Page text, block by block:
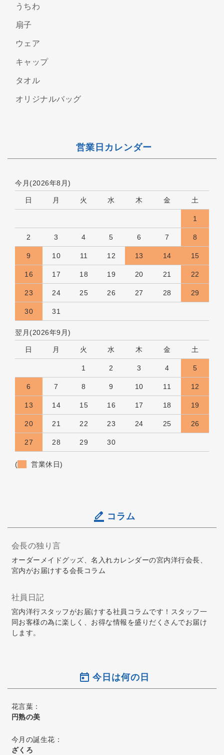
うちわ
扇子
ウェア
キャップ
タオル
オリジナルバッグ
営業日カレンダー
今月(2026年8月)
日 月 火 水 木 金 土
1
2 3 4 5 6 7 8
9 10 11 12 13 14 15
16 17 18 19 20 21 22
23 24 25 26 27 28 29
30 31
翌月(2026年9月)
日 月 火 水 木 金 土
1 2 3 4 5
6 7 8 9 10 11 12
13 14 15 16 17 18 19
20 21 22 23 24 25 26
27 28 29 30
( 営業休日)
コラム
会長の独り言
オーダーメイドグッズ、名入れカレンダーの宮内洋行会長、
宮内がお届けする会長コラム
社員日記
宮内洋行スタッフがお届けする社員コラムです！スタッフ一
同お客様の為に楽しく、お得な情報を盛りだくさんでお届け
します。
今日は何の日
花言葉：
円熟の美
今月の誕生花：
ざくろ